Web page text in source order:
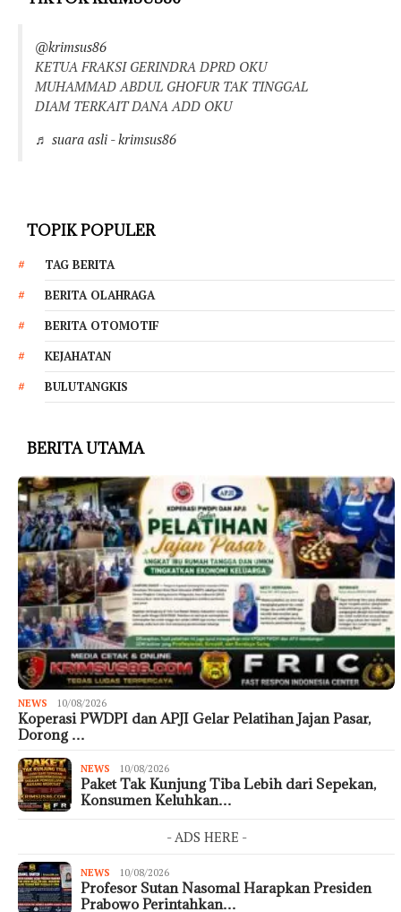
@krimsus86
KETUA FRAKSI GERINDRA DPRD OKU
MUHAMMAD ABDUL GHOFUR TAK TINGGAL
DIAM TERKAIT DANA ADD OKU
♬ suara asli - krimsus86
TOPIK POPULER
TAG BERITA
BERITA OLAHRAGA
BERITA OTOMOTIF
KEJAHATAN
BULUTANGKIS
BERITA UTAMA
NEWS 10/08/2026
Koperasi PWDPI dan APJI Gelar Pelatihan Jajan Pasar,
Dorong …
NEWS 10/08/2026
Paket Tak Kunjung Tiba Lebih dari Sepekan,
Konsumen Keluhkan…
- ADS HERE -
NEWS 10/08/2026
Profesor Sutan Nasomal Harapkan Presiden
Prabowo Perintahkan…